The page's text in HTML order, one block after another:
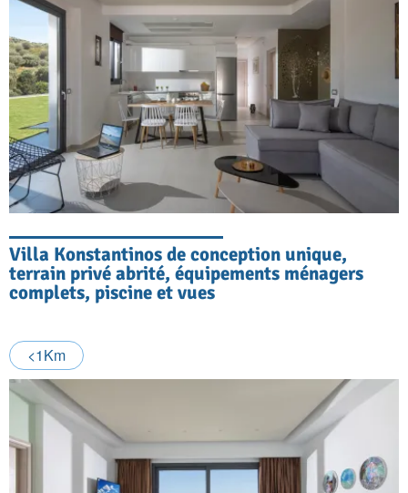
Villa Konstantinos de conception unique,
terrain privé abrité, équipements ménagers
complets, piscine et vues
<1Km